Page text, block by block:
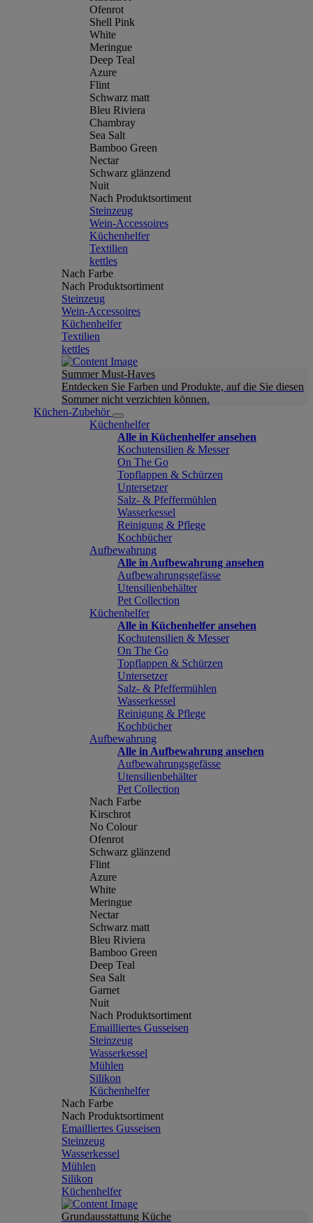
Ofenrot
Shell Pink
White
Meringue
Deep Teal
Azure
Flint
Schwarz matt
Bleu Riviera
Chambray
Sea Salt
Bamboo Green
Nectar
Schwarz glänzend
Nuit
Nach Produktsortiment
Steinzeug
Wein-Accessoires
Küchenhelfer
Textilien
kettles
Nach Farbe
Nach Produktsortiment
Steinzeug
Wein-Accessoires
Küchenhelfer
Textilien
kettles
Summer Must-Haves
Entdecken Sie Farben und Produkte, auf die Sie diesen
Sommer nicht verzichten können.
Küchen-Zubehör
Küchenhelfer
Alle in Küchenhelfer ansehen
Kochutensilien & Messer
On The Go
Topflappen & Schürzen
Untersetzer
Salz- & Pfeffermühlen
Wasserkessel
Reinigung & Pflege
Kochbücher
Aufbewahrung
Alle in Aufbewahrung ansehen
Aufbewahrungsgefässe
Utensilienbehälter
Pet Collection
Küchenhelfer
Alle in Küchenhelfer ansehen
Kochutensilien & Messer
On The Go
Topflappen & Schürzen
Untersetzer
Salz- & Pfeffermühlen
Wasserkessel
Reinigung & Pflege
Kochbücher
Aufbewahrung
Alle in Aufbewahrung ansehen
Aufbewahrungsgefässe
Utensilienbehälter
Pet Collection
Nach Farbe
Kirschrot
No Colour
Ofenrot
Schwarz glänzend
Flint
Azure
White
Meringue
Nectar
Schwarz matt
Bleu Riviera
Bamboo Green
Deep Teal
Sea Salt
Garnet
Nuit
Nach Produktsortiment
Emailliertes Gusseisen
Steinzeug
Wasserkessel
Mühlen
Silikon
Küchenhelfer
Nach Farbe
Nach Produktsortiment
Emailliertes Gusseisen
Steinzeug
Wasserkessel
Mühlen
Silikon
Küchenhelfer
Grundausstattung Küche